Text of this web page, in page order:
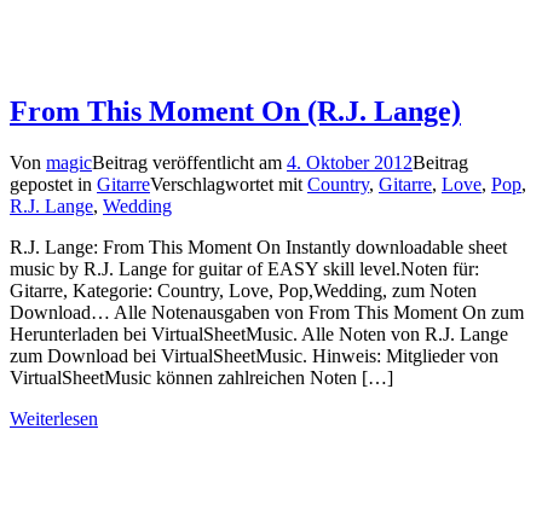
From This Moment On (R.J. Lange)
Von magicBeitrag veröffentlicht am 4. Oktober 2012Beitrag
gepostet in GitarreVerschlagwortet mit Country, Gitarre, Love, Pop,
R.J. Lange, Wedding
R.J. Lange: From This Moment On Instantly downloadable sheet
music by R.J. Lange for guitar of EASY skill level.Noten für:
Gitarre, Kategorie: Country, Love, Pop,Wedding, zum Noten
Download… Alle Notenausgaben von From This Moment On zum
Herunterladen bei VirtualSheetMusic. Alle Noten von R.J. Lange
zum Download bei VirtualSheetMusic. Hinweis: Mitglieder von
VirtualSheetMusic können zahlreichen Noten […]
Weiterlesen